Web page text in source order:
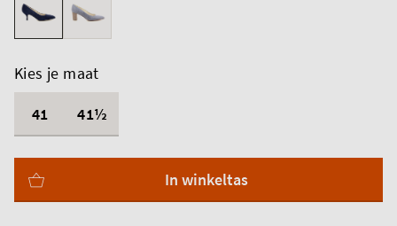
Kies je maat
41
41½
In winkeltas